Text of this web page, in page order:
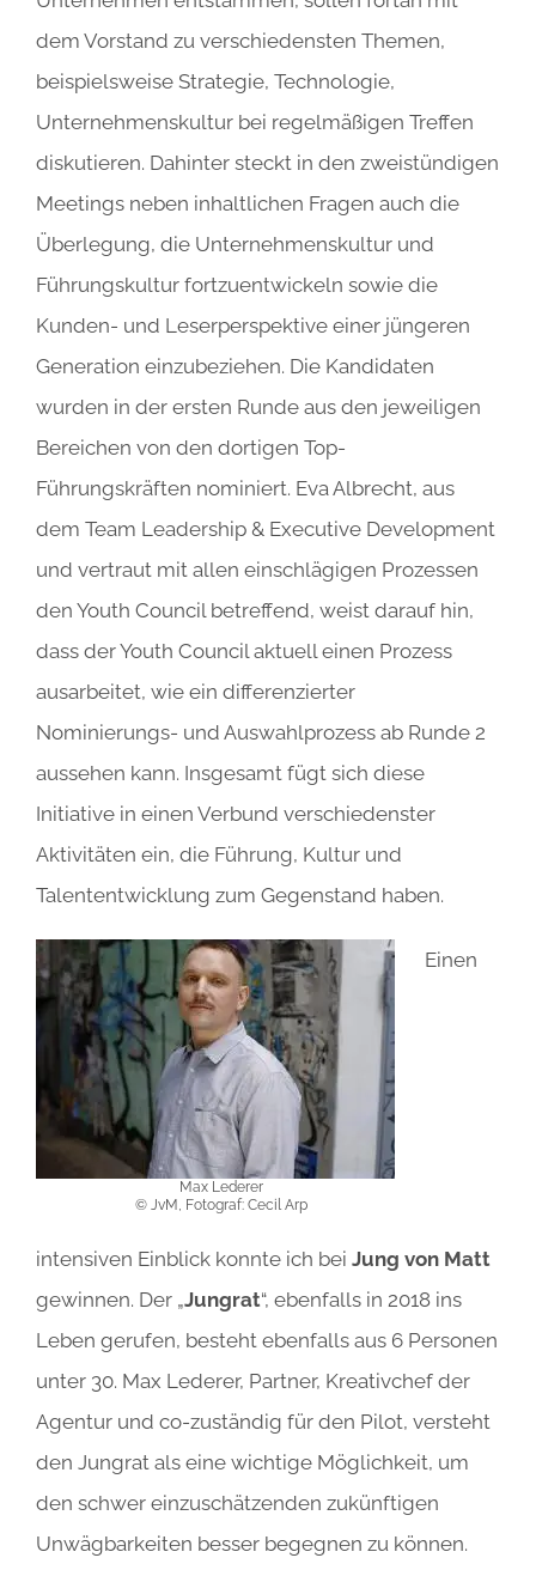
dem Vorstand zu verschiedensten Themen,
beispielsweise Strategie, Technologie,
Unternehmenskultur bei regelmäßigen Treffen
diskutieren. Dahinter steckt in den zweistündigen
Meetings neben inhaltlichen Fragen auch die
Überlegung, die Unternehmenskultur und
Führungskultur fortzuentwickeln sowie die
Kunden- und Leserperspektive einer jüngeren
Generation einzubeziehen. Die Kandidaten
wurden in der ersten Runde aus den jeweiligen
Bereichen von den dortigen Top-
Führungskräften nominiert. Eva Albrecht, aus
dem Team Leadership & Executive Development
und vertraut mit allen einschlägigen Prozessen
den Youth Council betreffend, weist darauf hin,
dass der Youth Council aktuell einen Prozess
ausarbeitet, wie ein differenzierter
Nominierungs- und Auswahlprozess ab Runde 2
aussehen kann. Insgesamt fügt sich diese
Initiative in einen Verbund verschiedenster
Aktivitäten ein, die Führung, Kultur und
Talententwicklung zum Gegenstand haben.
Max Lederer
© JvM, Fotograf: Cecil Arp
Einen
intensiven Einblick konnte ich bei Jung von Matt
gewinnen. Der „Jungrat“, ebenfalls in 2018 ins
Leben gerufen, besteht ebenfalls aus 6 Personen
unter 30. Max Lederer, Partner, Kreativchef der
Agentur und co-zuständig für den Pilot, versteht
den Jungrat als eine wichtige Möglichkeit, um
den schwer einzuschätzenden zukünftigen
Unwägbarkeiten besser begegnen zu können.